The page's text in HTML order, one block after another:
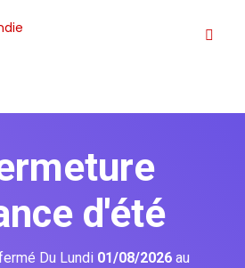
d'été
Du Lundi 01/08/2026 au